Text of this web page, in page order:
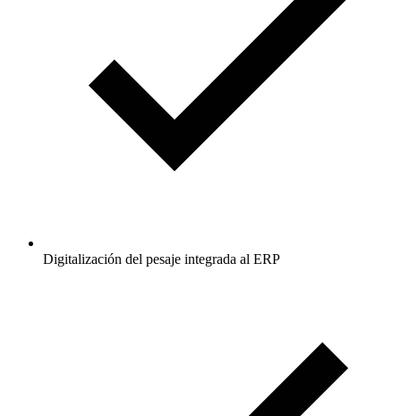
Digitalización del pesaje integrada al ERP